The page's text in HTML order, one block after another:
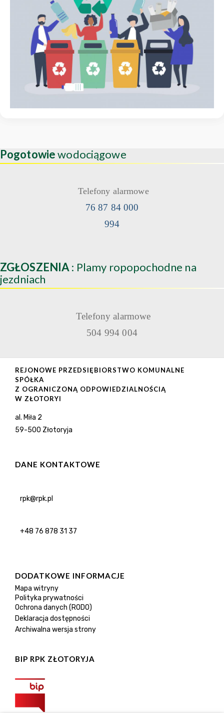
Pogotowiewodociągowe
Telefony alarmowe
76 87 84 000
994
ZGŁOSZENIA : Plamy ropopochodne na
jezdniach
Telefony alarmowe
504 994 004
REJONOWE PRZEDSIĘBIORSTWO KOMUNALNE
SPÓŁKA
Z OGRANICZONĄ ODPOWIEDZIALNOŚCIĄ
W ZŁOTORYI
al. Miła 2
59-500 Złotoryja
DANE KONTAKTOWE
rpk@rpk.pl
+48 76 878 31 37
DODATKOWE INFORMACJE
Mapa witryny
Polityka prywatności
Ochrona danych (RODO)
Deklaracja dostępności
Archiwalna wersja strony
BIP RPK ZŁOTORYJA